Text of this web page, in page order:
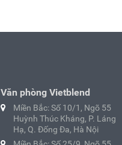
Văn phòng Vietblend
Miền Bắc: Số 10/1, Ngõ 55
Huỳnh Thúc Kháng, P. Láng
Hạ, Q. Đống Đa, Hà Nội